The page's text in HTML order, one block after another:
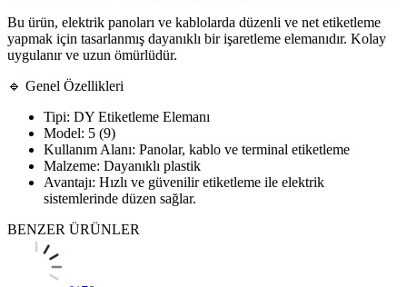
Bu ürün, elektrik panoları ve kablolarda düzenli ve net etiketleme
yapmak için tasarlanmış dayanıklı bir işaretleme elemanıdır. Kolay
uygulanır ve uzun ömürlüdür.
🔹 Genel Özellikleri
Tipi: DY Etiketleme Elemanı
Model: 5 (9)
Kullanım Alanı: Panolar, kablo ve terminal etiketleme
Malzeme: Dayanıklı plastik
Avantajı: Hızlı ve güvenilir etiketleme ile elektrik
sistemlerinde düzen sağlar.
BENZER ÜRÜNLER